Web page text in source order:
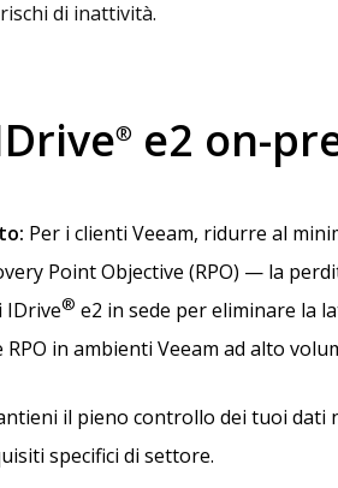
di inattività.
® e2 on-
Per i clienti Veeam, ridurre al
Point Objective (RPO) — la
IDrive® e2 in sede per eliminare la
in ambienti Veeam ad alto
il pieno controllo dei tuoi dati
specifici di settore.